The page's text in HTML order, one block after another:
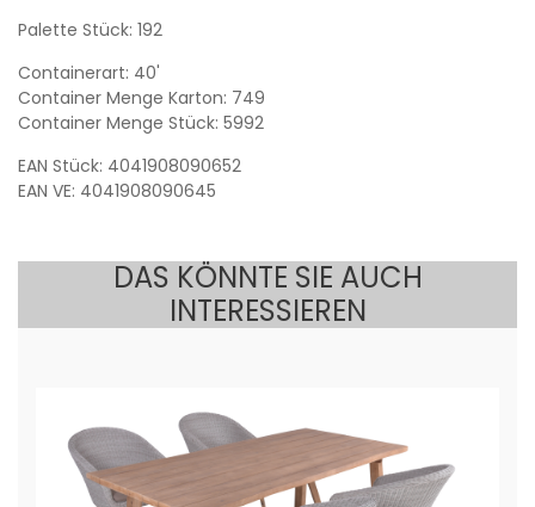
Palette Stück: 192
Containerart: 40'
Container Menge Karton: 749
Container Menge Stück: 5992
EAN Stück: 4041908090652
EAN VE: 4041908090645
DAS KÖNNTE SIE AUCH
INTERESSIEREN